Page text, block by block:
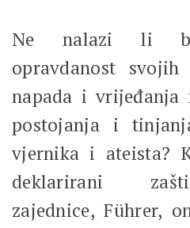
Ne nalazi li
opravdanost
napada i vrijeđanja
postojanja i
vjernika i ateista?
deklarirani
zajednice, Führer,